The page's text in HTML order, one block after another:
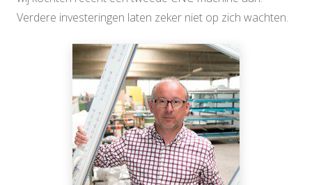
Verdere investeringen laten zeker niet op zich wachten.